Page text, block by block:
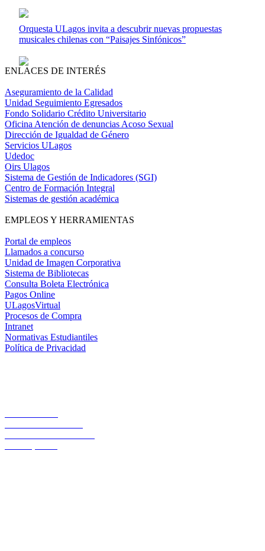
Orquesta ULagos invita a descubrir nuevas propuestas
musicales chilenas con “Paisajes Sinfónicos”
ENLACES DE INTERÉS
Aseguramiento de la Calidad
Unidad Seguimiento Egresados
Fondo Solidario Crédito Universitario
Oficina Atención de denuncias Acoso Sexual
Dirección de Igualdad de Género
Servicios ULagos
Udedoc
Oirs Ulagos
Sistema de Gestión de Indicadores (SGI)
Centro de Formación Integral
Sistemas de gestión académica
EMPLEOS Y HERRAMIENTAS
Portal de empleos
Llamados a concurso
Unidad de Imagen Corporativa
Sistema de Bibliotecas
Consulta Boleta Electrónica
Pagos Online
ULagosVirtual
Procesos de Compra
Intranet
Normativas Estudiantiles
Política de Privacidad